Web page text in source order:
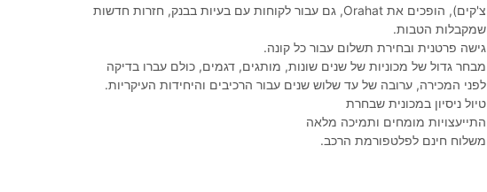
צ'קים), הופכים את Orahat, גם עבור לקוחות עם בעיות בבנק, חזרות חדשות
שמקבלות הטבות.
גישה פרטנית ובחירת תשלום עבור כל קונה.
מבחר גדול של מכוניות של שנים שונות, מותגים, דגמים, כולם עברו בדיקה
לפני המכירה, ערובה של עד שלוש שנים עבור הרכיבים והיחידות העיקריות.
טיול ניסיון במכונית שבחרת
התייעצויות מומחים ותמיכה מלאה
משלוח חינם לפלטפורמת הרכב.